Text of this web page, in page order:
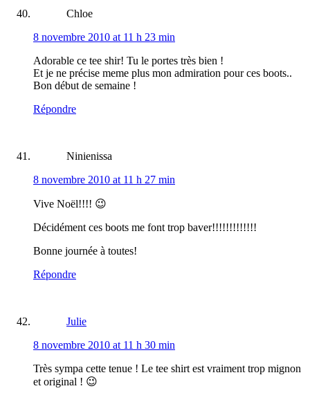
Chloe
8 novembre 2010 at 11 h 23 min
Adorable ce tee shir! Tu le portes très bien !
Et je ne précise meme plus mon admiration pour ces boots..
Bon début de semaine !
Répondre
Ninienissa
8 novembre 2010 at 11 h 27 min
Vive Noël!!!! 😉
Décidément ces boots me font trop baver!!!!!!!!!!!!!
Bonne journée à toutes!
Répondre
Julie
8 novembre 2010 at 11 h 30 min
Très sympa cette tenue ! Le tee shirt est vraiment trop mignon
et original ! 😉